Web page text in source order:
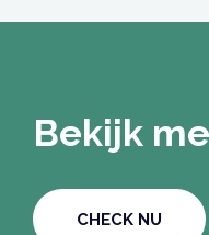
Bekijk
CHECK NU